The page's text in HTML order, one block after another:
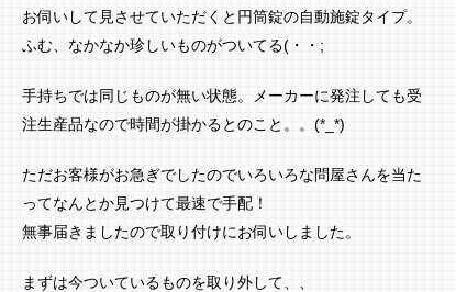
お伺いして見させていただくと円筒錠の自動施錠タイプ。
ふむ、なかなか珍しいものがついてる(・・;
手持ちでは同じものが無い状態。メーカーに発注しても受
注生産品なので時間が掛かるとのこと。。(*_*)
ただお客様がお急ぎでしたのでいろいろな問屋さんを当た
ってなんとか見つけて最速で手配！
無事届きましたので取り付けにお伺いしました。
まずは今ついているものを取り外して、、